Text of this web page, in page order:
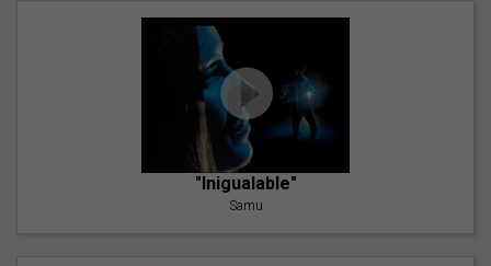
"Inigualable"
Samu